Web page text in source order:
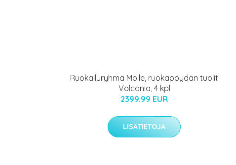
Ruokailuryhmä Molle, ruokapöydän tuolit
Volcania, 4 kpl
2399.99 EUR
LISÄTIETOJA